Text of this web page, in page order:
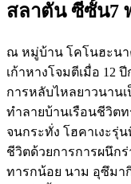
สลาตัน ซีซั้น7
ณ หมู่บ้าน โคโนฮะนา
เก้าหางโจมตีเมื่อ 12
การหลับไหลยาวนาน
ทำลายบ้านเรือนชีวิต
จนกระทั่ง โฮคาเงะรุ่
ชีวิตด้วยการการผนึกร่
ทารกน้อย นาม อุซึมา